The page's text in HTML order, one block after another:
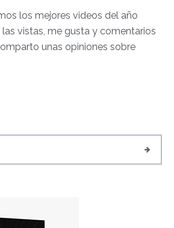
los mejores videos del año
las vistas, me gusta y comentarios
unas opiniones sobre